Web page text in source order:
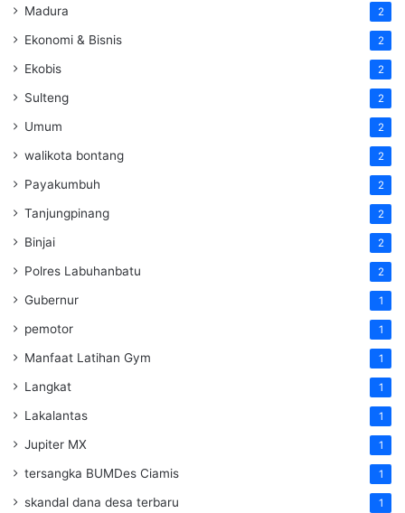
Madura 2
Ekonomi & Bisnis 2
Ekobis 2
Sulteng 2
Umum 2
walikota bontang 2
Payakumbuh 2
Tanjungpinang 2
Binjai 2
Polres Labuhanbatu 2
Gubernur 1
pemotor 1
Manfaat Latihan Gym 1
Langkat 1
Lakalantas 1
Jupiter MX 1
tersangka BUMDes Ciamis 1
skandal dana desa terbaru 1